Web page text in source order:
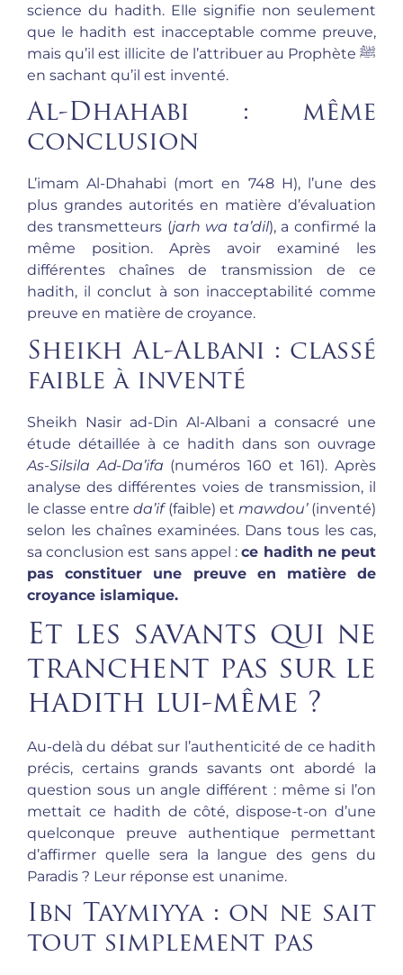
science du hadith. Elle signifie non seulement
que le hadith est inacceptable comme preuve,
mais qu’il est illicite de l’attribuer au Prophète ﷺ
en sachant qu’il est inventé.
Al-Dhahabi : même
conclusion
L’imam Al-Dhahabi (mort en 748 H), l’une des
plus grandes autorités en matière d’évaluation
des transmetteurs (jarh wa ta’dil), a confirmé la
même position. Après avoir examiné les
différentes chaînes de transmission de ce
hadith, il conclut à son inacceptabilité comme
preuve en matière de croyance.
Sheikh Al-Albani : classé
faible à inventé
Sheikh Nasir ad-Din Al-Albani a consacré une
étude détaillée à ce hadith dans son ouvrage
As-Silsila Ad-Da’ifa (numéros 160 et 161). Après
analyse des différentes voies de transmission, il
le classe entreda’if(faible) et mawdou’(inventé)
selon les chaînes examinées. Dans tous les cas,
sa conclusion est sans appel :ce hadith ne peut
pas constituer une preuve en matière de
croyance islamique.
Et les savants qui ne
tranchent pas sur le
hadith lui-même ?
Au-delà du débat sur l’authenticité de ce hadith
précis, certains grands savants ont abordé la
question sous un angle différent : même si l’on
mettait ce hadith de côté, dispose-t-on d’une
quelconque preuve authentique permettant
d’affirmer quelle sera la langue des gens du
Paradis ? Leur réponse est unanime.
Ibn Taymiyya : on ne sait
tout simplement pas